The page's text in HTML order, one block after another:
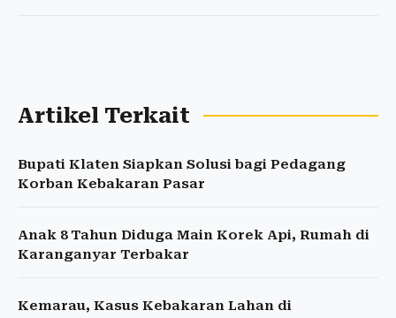
Artikel Terkait
Bupati Klaten Siapkan Solusi bagi Pedagang
Korban Kebakaran Pasar
Anak 8 Tahun Diduga Main Korek Api, Rumah di
Karanganyar Terbakar
Kemarau, Kasus Kebakaran Lahan di